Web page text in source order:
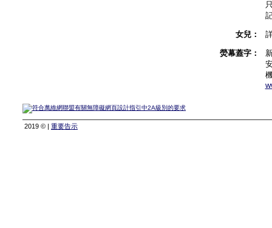
女兒：
熒幕蓋字：
2019 © | 重要告示